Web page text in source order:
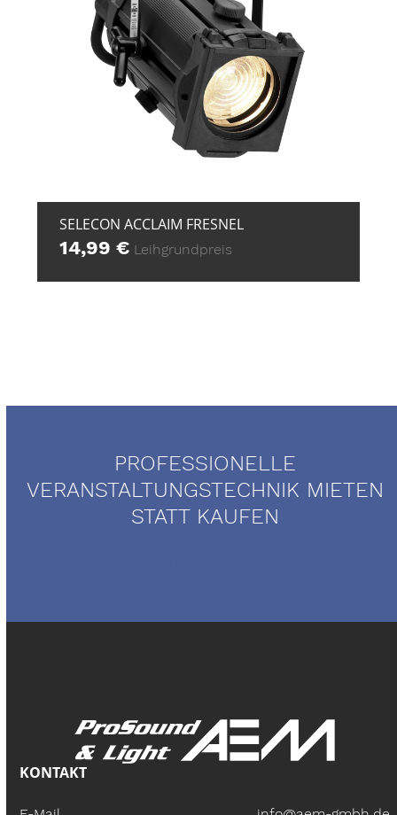
SELECON ACCLAIM FRESNEL
14,99€ Leihgrundpreis
PROFESSIONELLE
VERANSTALTUNGSTECHNIK MIETEN
STATT KAUFEN
KONTAKT